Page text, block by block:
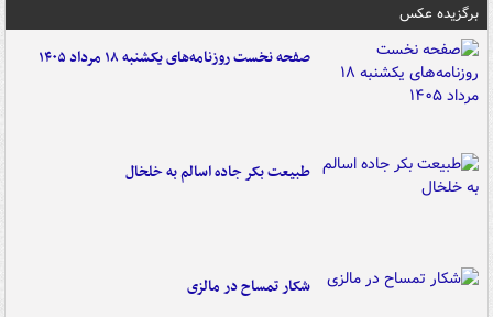
برگزیده عکس
صفحه نخست روزنامه‌های یکشنبه ۱۸ مرداد ۱۴۰۵
طبیعت بکر جاده اسالم به خلخال
شکار تمساح در مالزی